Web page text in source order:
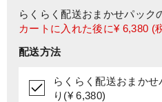
らくらく配送おまかせパック
カートに入れた後に¥ 6,380 (
配送方法
らくらく配送おまか
り(¥ 6,380)